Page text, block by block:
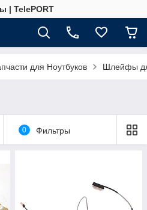
| TelePORT
для Ноутбуков Шлейфы
0 Фильтры